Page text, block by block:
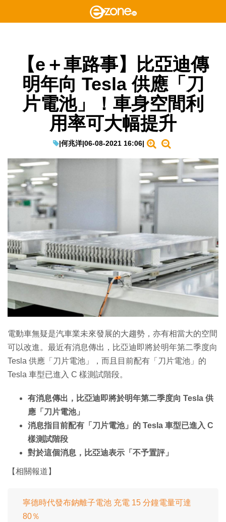
【e＋車路事】比亞迪傳
明年向 Tesla 供應「刀
片電池」！車身空間利
用率可大幅提升
|何兆洋|06-08-2021 16:06|
電動車無疑是汽車業未來發展的大趨勢，亦有相當大的空間
可以改進。最近有消息傳出，比亞迪即將於明年第二季度向
Tesla 供應「刀片電池」，而且目前配有「刀片電池」的
Tesla 車型已進入 C 樣測試階段。
有消息傳出，比亞迪即將於明年第二季度向 Tesla 供
應「刀片電池」
消息指目前配有「刀片電池」的 Tesla 車型已進入 C
樣測試階段
對於這個消息，比亞迪表示「不予置評」
【相關報道】
寧德時代發布鈉離子電池 充電 15 分鐘電量可達
80％